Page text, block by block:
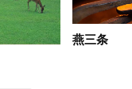
燕三条